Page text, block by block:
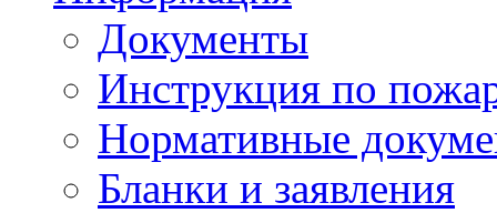
Документы
Инструкция по
Нормативные
Бланки и заявления